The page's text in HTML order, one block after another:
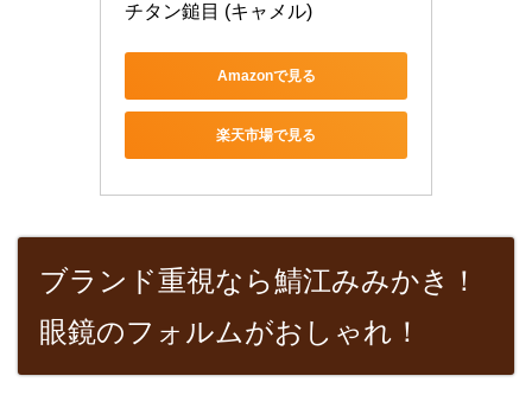
チタン鎚目 (キャメル)
Amazonで見る
楽天市場で見る
ブランド重視なら鯖江みみかき！
眼鏡のフォルムがおしゃれ！